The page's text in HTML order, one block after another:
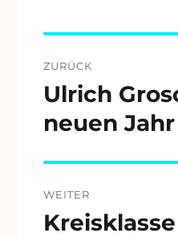
ZURÜCK
Vorheriger
Ulrich
neuen Jahr
WEITER
Nächster